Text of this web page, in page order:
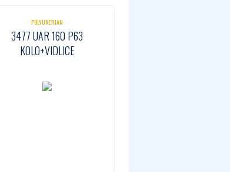
POLYURETHAN
3477 UAR 160 P63
KOLO+VIDLICE